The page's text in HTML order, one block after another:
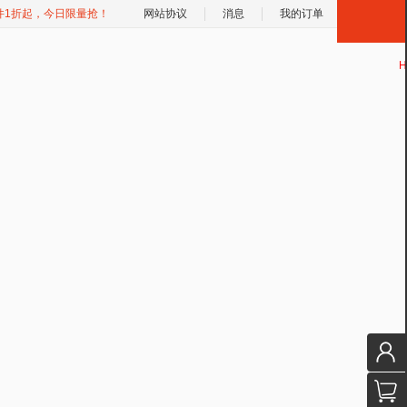
1折起，今日限量抢！ 网站协议 消息 我的订单